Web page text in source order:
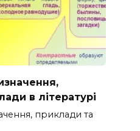
в літературі
приклади та